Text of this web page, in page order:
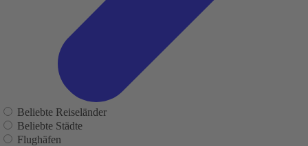
Beliebte Reiseländer
Beliebte Städte
Flughäfen